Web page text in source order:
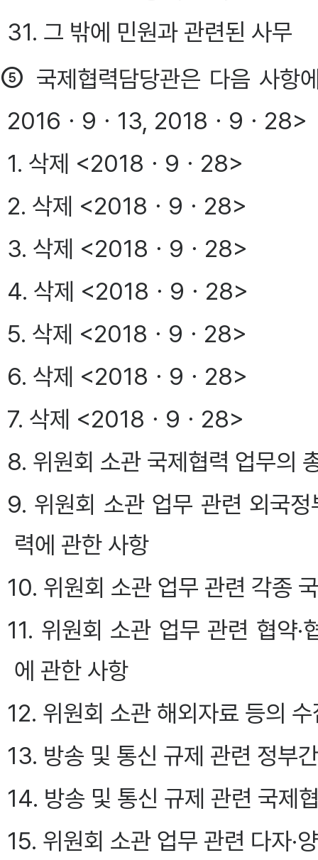
31. 그 밖에 민원과 관련된 사무
⑤ 국제협력담당관은 다음 사항
2016ㆍ9ㆍ13, 2018ㆍ9ㆍ28>
1. 삭제 <2018ㆍ9ㆍ28>
2. 삭제 <2018ㆍ9ㆍ28>
3. 삭제 <2018ㆍ9ㆍ28>
4. 삭제 <2018ㆍ9ㆍ28>
5. 삭제 <2018ㆍ9ㆍ28>
6. 삭제 <2018ㆍ9ㆍ28>
7. 삭제 <2018ㆍ9ㆍ28>
8. 위원회 소관 국제협력 업무의
9. 위원회 소관 업무 관련 외국정
력에 관한 사항
10. 위원회 소관 업무 관련 각종
11. 위원회 소관 업무 관련 협약·
에 관한 사항
12. 위원회 소관 해외자료 등의
13. 방송 및 통신 규제 관련 정부
14. 방송 및 통신 규제 관련 국제
15. 위원회 소관 업무 관련 다자·